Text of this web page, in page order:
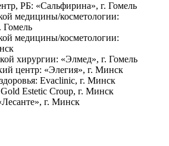
РБ: «Сальфирина», г. Гомель
медицины/косметологии:
Гомель
медицины/косметологии:
хирургии: «Элмед», г. Гомель
центр: «Элегия», г. Минск
Evaclinic, г. Минск
Estetic Croup, г. Минск
г. Минск